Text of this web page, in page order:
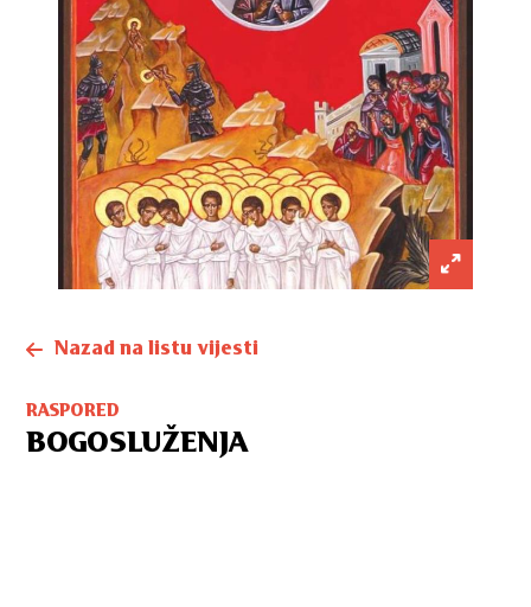
Nazad na listu vijesti
RASPORED
BOGOSLUŽENJA